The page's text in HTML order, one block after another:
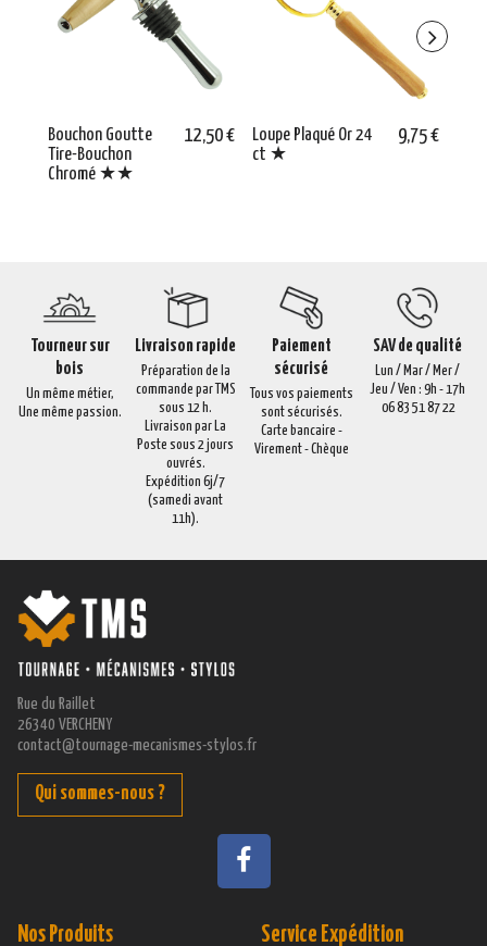
Bouchon Goutte
Tire-Bouchon
Chromé ★★
12,50 €
Loupe Plaqué Or 24
ct ★
9,75 €
Tourneur sur
bois
Un même métier,
Une même passion.
Livraison rapide
Préparation de la
commande par TMS
sous 12 h.
Livraison par La
Poste sous 2 jours
ouvrés.
Expédition 6j/7
(samedi avant
11h).
Paiement
sécurisé
Tous vos paiements
sont sécurisés.
Carte bancaire -
Virement - Chèque
SAV de qualité
Lun / Mar / Mer /
Jeu / Ven : 9h - 17h
06 83 51 87 22
Rue du Raillet
26340 VERCHENY
contact@tournage-mecanismes-stylos.fr
Qui sommes-nous ?
Service Expédition
Nos Produits